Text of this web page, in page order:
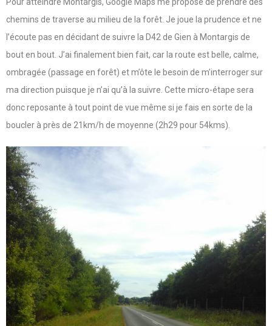
chemins de traverse au milieu de la forêt. Je joue la prudence et ne
l’écoute pas en décidant de suivre la D42 de Gien à Montargis de
bout en bout. J’ai finalement bien fait, car la route est belle, calme,
ombragée (passage en forêt) et m’ôte le besoin de m’interroger sur
ma direction puisque je n’ai qu’à la suivre. Cette micro-étape sera
donc reposante à tout point de vue même si je fais en sorte de la
boucler à près de 21km/h de moyenne (2h29 pour 54kms).